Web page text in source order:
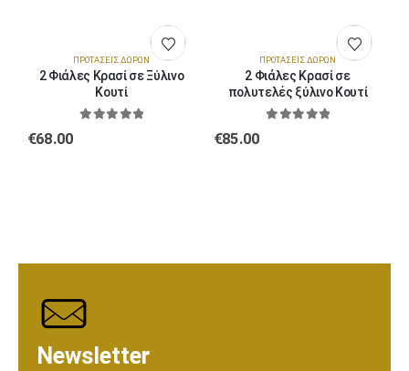
ΠΡΟΤΆΣΕΙΣ ΔΏΡΩΝ
2 Φιάλες Κρασί σε Ξύλινο
Κουτί
€68.00
ΠΡΟΤΆΣΕΙΣ ΔΏΡΩΝ
2 Φιάλες Κρασί σε
πολυτελές ξύλινο Κουτί
€85.00
Newsletter